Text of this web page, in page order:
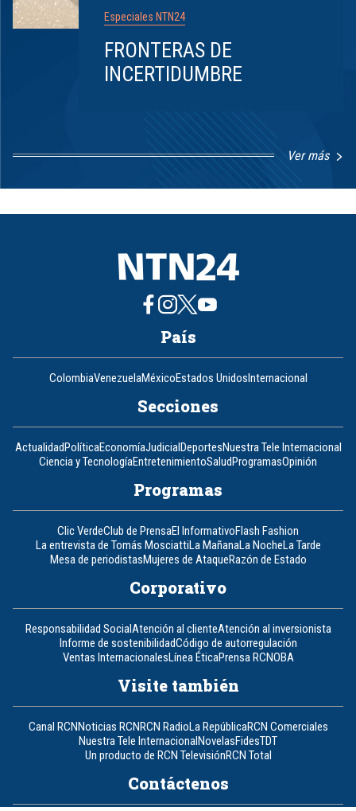
Especiales NTN24
FRONTERAS DE
INCERTIDUMBRE
Ver más
8
País
ColombiaVenezuelaMéxicoEstados UnidosInternacional
Secciones
ActualidadPolíticaEconomíaJudicialDeportesNuestra Tele Internacional
Ciencia y TecnologíaEntretenimientoSaludProgramasOpinión
Programas
Clic VerdeClub de PrensaEl InformativoFlash Fashion
La entrevista de Tomás MosciattiLa MañanaLa NocheLa Tarde
Mesa de periodistasMujeres de AtaqueRazón de Estado
Corporativo
Responsabilidad SocialAtención al clienteAtención al inversionista
Informe de sostenibilidadCódigo de autorregulación
Ventas InternacionalesLínea ÉticaPrensa RCNOBA
Visite también
Canal RCNNoticias RCNRCN RadioLa RepúblicaRCN Comerciales
Nuestra Tele InternacionalNovelasFidesTDT
Un producto de RCN TelevisiónRCN Total
Contáctenos